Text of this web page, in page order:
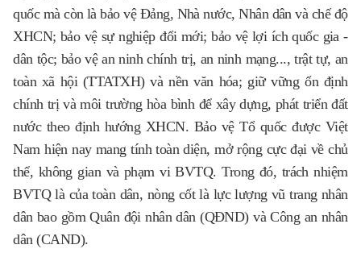
quốc mà còn là bảo vệ Đảng, Nhà nước, Nhân dân và chế độ
XHCN; bảo vệ sự nghiệp đổi mới; bảo vệ lợi ích quốc gia -
dân tộc; bảo vệ an ninh chính trị, an ninh mạng..., trật tự, an
toàn xã hội (TTATXH) và nền văn hóa; giữ vững ổn định
chính trị và môi trường hòa bình để xây dựng, phát triển đất
nước theo định hướng XHCN. Bảo vệ Tổ quốc được Việt
Nam hiện nay mang tính toàn diện, mở rộng cực đại về chủ
thể, không gian và phạm vi BVTQ. Trong đó, trách nhiệm
BVTQ là của toàn dân, nòng cốt là lực lượng vũ trang nhân
dân bao gồm Quân đội nhân dân (QĐND) và Công an nhân
dân (CAND).